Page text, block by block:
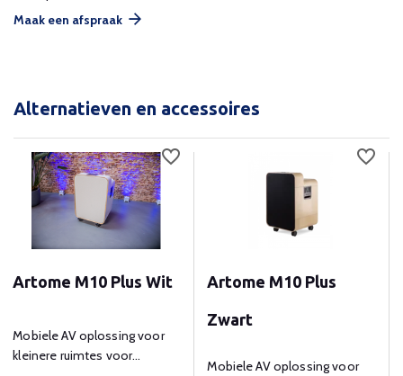
Maak een afspraak
Alternatieven en accessoires
Artome M10 Plus Wit
Mobiele AV oplossing voor
kleinere ruimtes voor
Artome M10 Plus
Zwart
Mobiele AV oplossing voor